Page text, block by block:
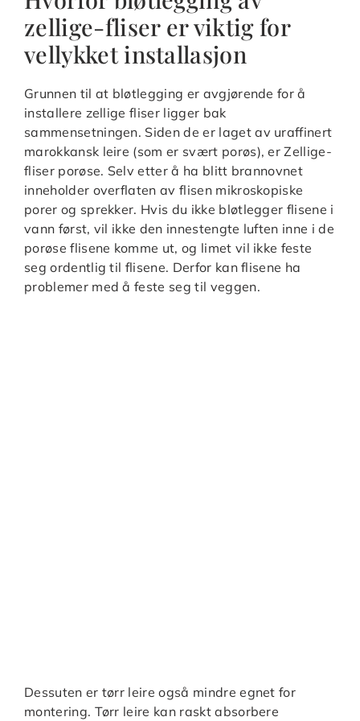
zellige-fliser er viktig for
vellykket installasjon
Grunnen til at bløtlegging er avgjørende for å
installere zellige fliser ligger bak
sammensetningen. Siden de er laget av uraffinert
marokkansk leire (som er svært porøs), er Zellige-
fliser porøse. Selv etter å ha blitt brannovnet
inneholder overflaten av flisen mikroskopiske
porer og sprekker. Hvis du ikke bløtlegger flisene i
vann først, vil ikke den innestengte luften inne i de
porøse flisene komme ut, og limet vil ikke feste
seg ordentlig til flisene. Derfor kan flisene ha
problemer med å feste seg til veggen.
Dessuten er tørr leire også mindre egnet for
montering. Tørr leire kan raskt absorbere